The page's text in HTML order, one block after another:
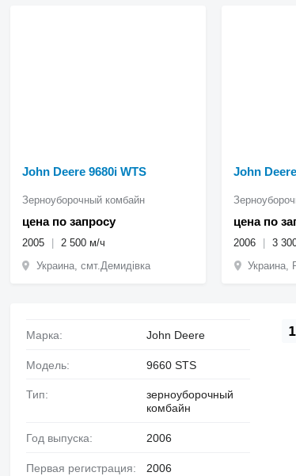
John Deere 9680i WTS
цена по запросу
Зерноуборочный комбайн
2005
2 500 м/ч
Украина, смт.Демидівка
John
цена по
2006
3
Украина,
Марка: John Deere
Модель: 9660 STS
Тип:
зерноуборочный
комбайн
Год выпуска: 2006
Первая регистрация: 2006